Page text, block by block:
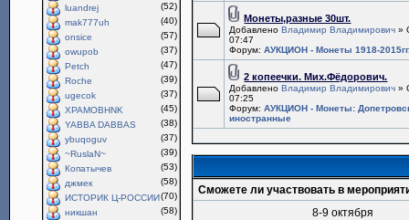
luandrej
(52)
mak777uh
(40)
onsice
(57)
owupob
(37)
Petch
(47)
Roche
(39)
ugecok
(37)
XPAMOBHNK
(45)
YABBA DABBAS
(38)
ybuqoguv
(37)
~RuslaN~
(39)
Копатычев
(53)
джмек
(58)
ИСТОРИК Ц-РОССИИ(70)
никшан
(58)
Монеты,разные 30шт.
ДобавленоВладимир Владимирович »
07:47
Форум:АУКЦИОН - Монеты 1918-
2 копеечки. Мих.Фёдорович.
ДобавленоВладимир Владимирович »
07:25
Форум:АУКЦИОН - Монеты:
иностранные
Сможете ли участвовать в
8-9 октября